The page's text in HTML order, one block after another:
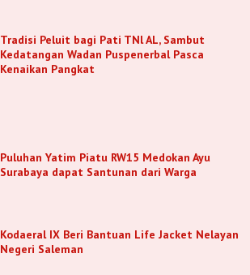
Tradisi Peluit bagi Pati TNl AL, Sambut
Kedatangan Wadan Puspenerbal Pasca
Kenaikan Pangkat
Puluhan Yatim Piatu RW15 Medokan Ayu
Surabaya dapat Santunan dari Warga
Kodaeral IX Beri Bantuan Life Jacket Nelayan
Negeri Saleman